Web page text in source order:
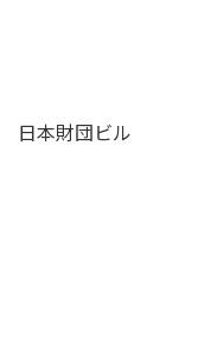
日本財団ビル